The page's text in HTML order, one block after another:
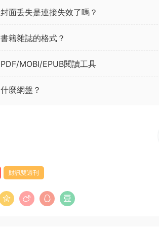
封面丢失是連接失效了嗎？
書籍雜誌的格式？
PDF/MOBI/EPUB閱讀工具
什麼網盤？
財訊雙週刊